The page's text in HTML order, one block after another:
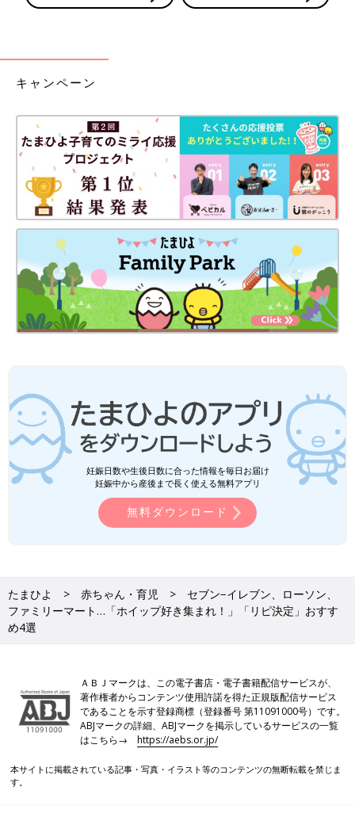
キャンペーン
妊娠日数や生後日数に合った情報を毎日お届け
妊娠中から産後まで長く使える無料アプリ
無料ダウンロード
たまひよ 赤ちゃん・育児
セブン−イレブン、ローソン、
ファミリーマート…「ホイップ好き集まれ！」「リピ決定」おすす
め4選
ＡＢＪマークは、この電子書店・電子書籍配信サービスが、
著作権者からコンテンツ使用許諾を得た正規版配信サービス
であることを示す登録商標（登録番号 第11091000号）です。
ABJマークの詳細、ABJマークを掲示しているサービスの一覧
はこちら→https://aebs.or.jp/
本サイトに掲載されている記事・写真・イラスト等のコンテンツの無断転載を禁じま
す。